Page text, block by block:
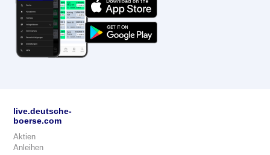
live.deutsche-
boerse.com
Aktien
Anleihen